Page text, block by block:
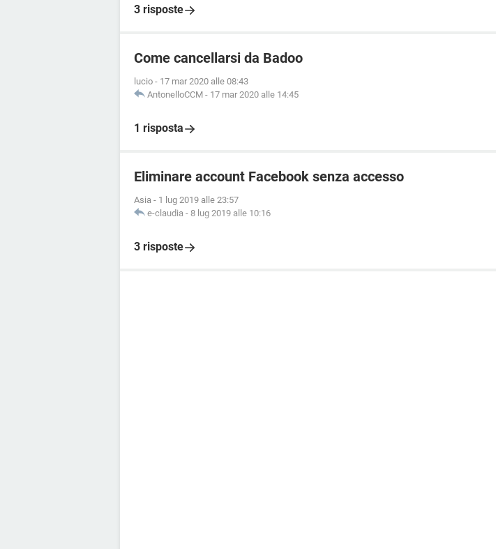
3 risposte
Come cancellarsi da Badoo
lucio - 17 mar 2020 alle 08:43
AntonelloCCM - 17 mar 2020 alle 14:45
1 risposta
Eliminare account Facebook senza accesso
Asia - 1 lug 2019 alle 23:57
e-claudia - 8 lug 2019 alle 10:16
3 risposte